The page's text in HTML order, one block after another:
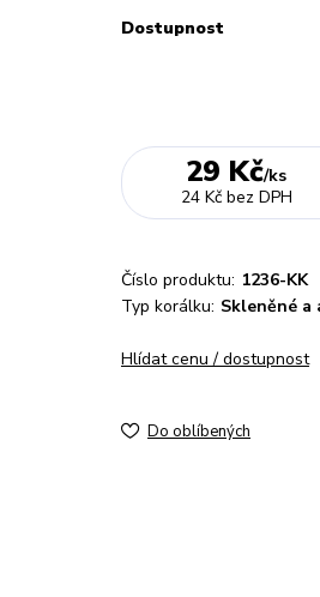
Dostupnost
29 Kč/ks
24 Kč bez DPH
Číslo produktu: 1236-KK
Typ korálku: Skleněné a
Hlídat cenu / dostupnost
Do oblíbených